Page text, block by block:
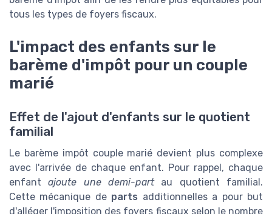
tous les types de foyers fiscaux.
L'impact des enfants sur le
barème d'impôt pour un couple
marié
Effet de l'ajout d'enfants sur le quotient
familial
Le barème impôt couple marié devient plus complexe
avec l'arrivée de chaque enfant. Pour rappel, chaque
enfantajoute une demi-partau quotient familial.
Cette mécanique de parts additionnelles a pour but
d'alléger l'imposition des foyers fiscaux selon le nombre